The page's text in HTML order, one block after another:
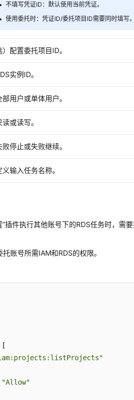
不填写凭证ID：默认使用当前凭证。
使用委托时：凭证ID/委托项目ID需要同时填写
）配置委托项目ID。
实例ID。
用户或单体用户。
或读写。
停止或失败继续。
输入任务名称。
插件执行其他账号下的RDS任务时，需
账号所需IAM和RDS的权限。
[
"Allow"